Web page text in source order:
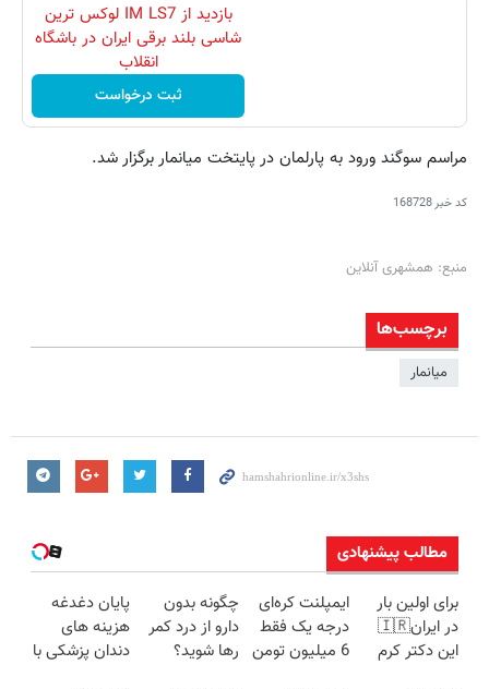
بازدید از IM LS7 لوکس ترین
شاسی بلند برقی ایران در باشگاه
انقلاب
ثبت درخواست
مراسم سوگند ورود به پارلمان در پایتخت میانمار برگزار شد.
کد خبر168728
منبع: همشهری آنلاین
برچسب‌ها
میانمار
مطالب پیشنهادی
برای اولین بار
در ایران🇮🇷
این دکتر کرم
ایمپلنت کره‌ای
درجه یک فقط
6 میلیون تومن
چگونه بدون
دارو از درد کمر
رها شوید؟
پایان دغدغه
هزینه های
دندان پزشکی با